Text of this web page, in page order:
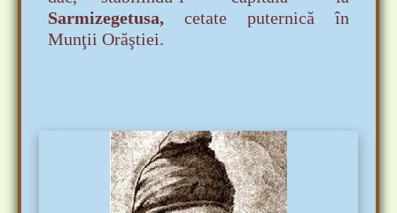
Sarmizegetusa, cetate puternică în
Munţii Orăştiei.